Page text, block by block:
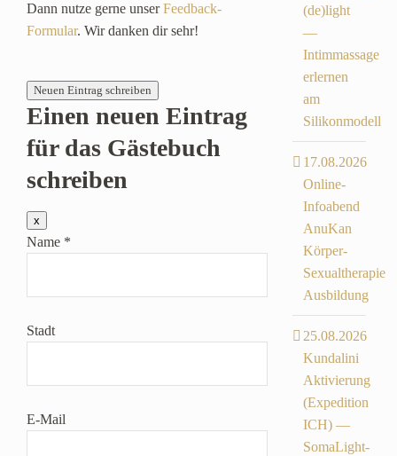
Dann nutze gerne unserFeedback-
Formular. Wir danken dir sehr!
Einen neuen Eintrag
für das Gästebuch
schreiben
x
Formular
ausblenden
Name *
Stadt
E-Mail
(de)light
—
Intimmassage
erlernen
am
Silikonmodell
17.08.2026
Online-
Infoabend
AnuKan
Körper-
Sexualtherapie
Ausbildung
25.08.2026
Kundalini
Aktivierung
(Expedition
ICH) —
SomaLight-